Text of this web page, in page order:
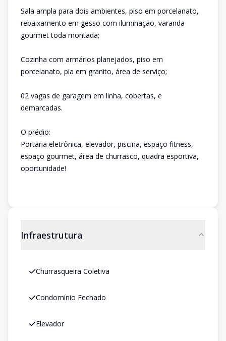
Sala ampla para dois ambientes, piso em porcelanato,
rebaixamento em gesso com iluminação, varanda
gourmet toda montada;
Cozinha com armários planejados, piso em
porcelanato, pia em granito, área de serviço;
02 vagas de garagem em linha, cobertas, e
demarcadas.
O prédio:
Portaria eletrônica, elevador, piscina, espaço fitness,
espaço gourmet, área de churrasco, quadra esportiva,
oportunidade!
Infraestrutura
Churrasqueira Coletiva
Condomínio Fechado
Elevador